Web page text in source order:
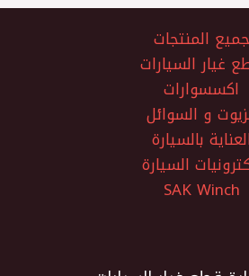
جميع المنتجات
غيار السيارات
اكسسوارات
و السوائل
بالسيارة
السيارة
SAK Winch